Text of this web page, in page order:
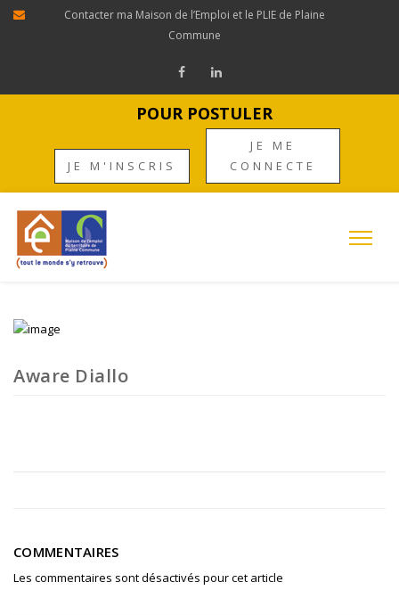
Contacter ma Maison de l’Emploi et le PLIE de Plaine
Commune
POUR POSTULER
JE M'INSCRIS
JE ME
CONNECTE
Aware Diallo
COMMENTAIRES
Les commentaires sont désactivés pour cet article